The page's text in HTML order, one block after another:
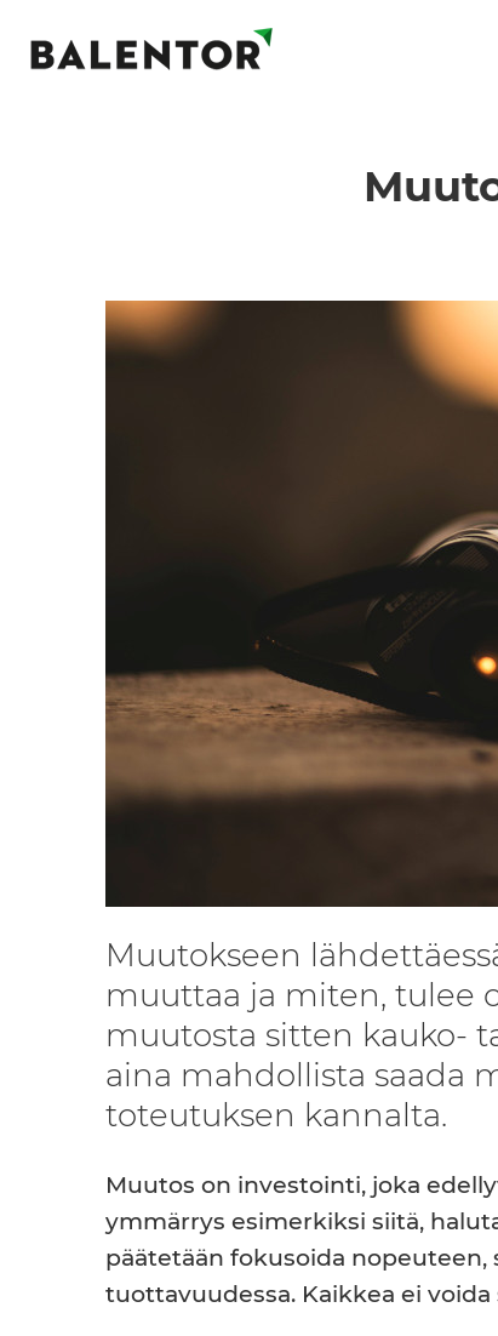
Muutokseen
muuttaa ja miten, tulee
muutosta sitten kauko-
aina mahdollista saada
toteutuksen kannalta.
Muutos on investointi, joka
ymmärrys esimerkiksi siitä,
päätetään fokusoida
tuottavuudessa. Kaikkea ei